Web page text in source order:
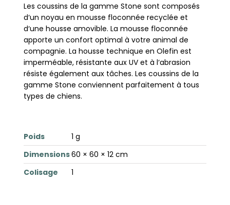
Les coussins de la gamme Stone sont composés
d‘un noyau en mousse floconnée recyclée et
d‘une housse amovible. La mousse floconnée
apporte un confort optimal à votre animal de
compagnie. La housse technique en Olefin est
imperméable, résistante aux UV et à l‘abrasion
résiste également aux tâches. Les coussins de la
gamme Stone conviennent parfaitement à tous
types de chiens.
Poids
1 g
Dimensions60 × 60 × 12 cm
Colisage
1